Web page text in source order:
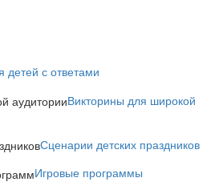
детей с ответами
Викторины для широкой
Сценарии детских праздников
Игровые программы